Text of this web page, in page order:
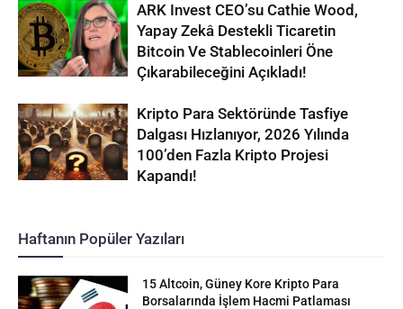
ARK Invest CEO’su Cathie Wood,
Yapay Zekâ Destekli Ticaretin
Bitcoin Ve Stablecoinleri Öne
Çıkarabileceğini Açıkladı!
Kripto Para Sektöründe Tasfiye
Dalgası Hızlanıyor, 2026 Yılında
100’den Fazla Kripto Projesi
Kapandı!
Haftanın Popüler Yazıları
15 Altcoin, Güney Kore Kripto Para
Borsalarında İşlem Hacmi Patlaması